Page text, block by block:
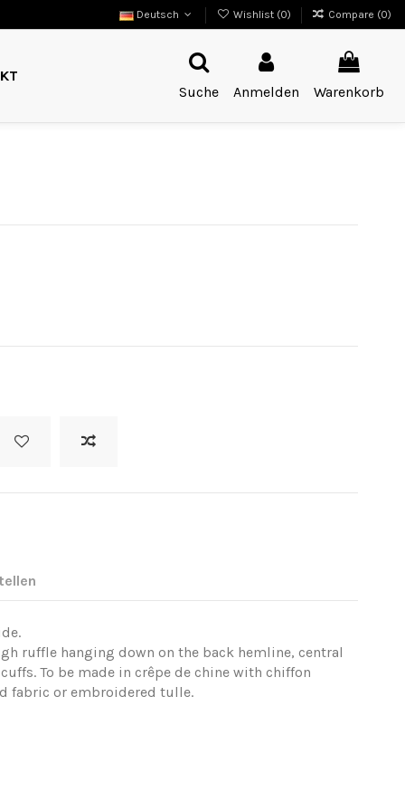
Deutsch Wishlist (0) Compare (0)
Suche
Anmelden Warenkorb
ruffle hanging down on the back hemline, central
To be made in crêpe de chine with chiffon
fabric or embroidered tulle.